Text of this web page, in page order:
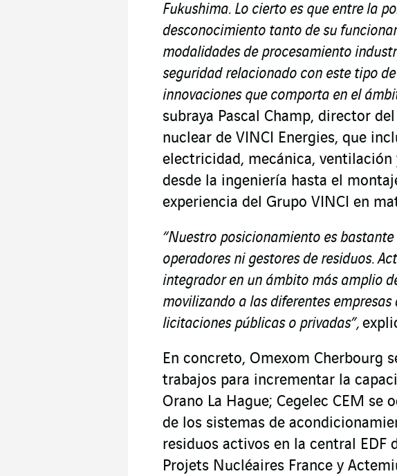
Fukushima. Lo cierto es que entre la
desconocimiento tanto de su
modalidades de procesamiento
seguridad relacionado con este tipo
innovaciones que comporta en el
subraya Pascal Champ, director
nuclear de VINCI Energies, que
electricidad, mecánica, ventilación
desde la ingeniería hasta el
experiencia del Grupo VINCI en
“Nuestro posicionamiento es
operadores ni gestores de residuos.
integrador en un ámbito más amplio
movilizando a las diferentes
licitaciones públicas o privadas”,
En concreto, Omexom Cherbourg
trabajos para incrementar la
Orano La Hague; Cegelec CEM se
de los sistemas de
residuos activos en la central EDF
Projets Nucléaires France y